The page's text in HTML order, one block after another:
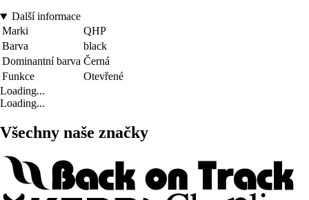
Další informace
Marki
QHP
Barva
black
Dominantní barva Černá
Funkce
Otevřené
Loading...
Loading...
Všechny naše značky